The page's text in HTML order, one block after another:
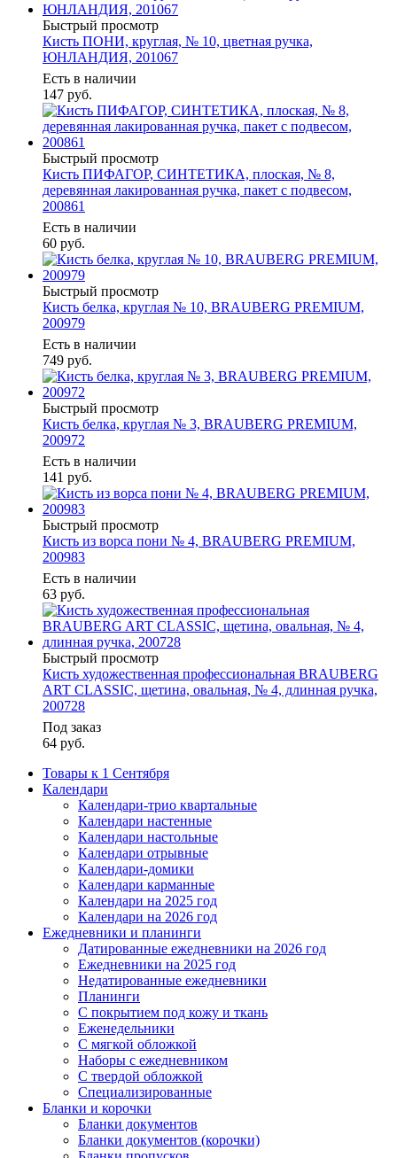
Быстрый просмотр
Кисть ПОНИ, круглая, № 10, цветная ручка,
ЮНЛАНДИЯ, 201067
Есть в наличии
147 руб.
Быстрый просмотр
Кисть ПИФАГОР, СИНТЕТИКА, плоская, № 8,
деревянная лакированная ручка, пакет с подвесом,
200861
Есть в наличии
60 руб.
Быстрый просмотр
Кисть белка, круглая № 10, BRAUBERG PREMIUM,
200979
Есть в наличии
749 руб.
Быстрый просмотр
Кисть белка, круглая № 3, BRAUBERG PREMIUM,
200972
Есть в наличии
141 руб.
Быстрый просмотр
Кисть из ворса пони № 4, BRAUBERG PREMIUM,
200983
Есть в наличии
63 руб.
Быстрый просмотр
Кисть художественная профессиональная BRAUBERG
ART CLASSIC, щетина, овальная, № 4, длинная ручка,
200728
Под заказ
64 руб.
Товары к 1 Сентября
Календари
Календари-трио квартальные
Календари настенные
Календари настольные
Календари отрывные
Календари-домики
Календари карманные
Календари на 2025 год
Календари на 2026 год
Ежедневники и планинги
Датированные ежедневники на 2026 год
Ежедневники на 2025 год
Недатированные ежедневники
Планинги
С покрытием под кожу и ткань
Еженедельники
С мягкой обложкой
Наборы с ежедневником
С твердой обложкой
Специализированные
Бланки и корочки
Бланки документов
Бланки документов (корочки)